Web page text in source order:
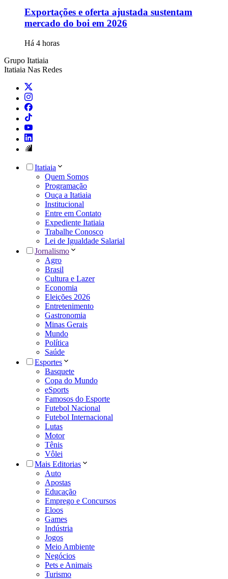
Exportações e oferta ajustada sustentam
mercado do boi em 2026
Há 4 horas
Grupo Itatiaia
Itatiaia Nas Redes
Itatiaia
Quem Somos
Programação
Ouça a Itatiaia
Institucional
Entre em Contato
Expediente Itatiaia
Trabalhe Conosco
Lei de Igualdade Salarial
Jornalismo
Agro
Brasil
Cultura e Lazer
Economia
Eleições 2026
Entretenimento
Gastronomia
Minas Gerais
Mundo
Política
Saúde
Esportes
Basquete
Copa do Mundo
eSports
Famosos do Esporte
Futebol Nacional
Futebol Internacional
Lutas
Motor
Tênis
Vôlei
Mais Editorias
Auto
Apostas
Educação
Emprego e Concursos
Eloos
Games
Indústria
Jogos
Meio Ambiente
Negócios
Pets e Animais
Turismo